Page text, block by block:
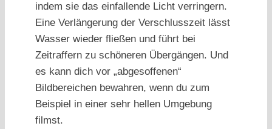
indem sie das einfallende Licht verringern.
Eine Verlängerung der Verschlusszeit lässt
Wasser wieder fließen und führt bei
Zeitraffern zu schöneren Übergängen. Und
es kann dich vor „abgesoffenen“
Bildbereichen bewahren, wenn du zum
Beispiel in einer sehr hellen Umgebung
filmst.